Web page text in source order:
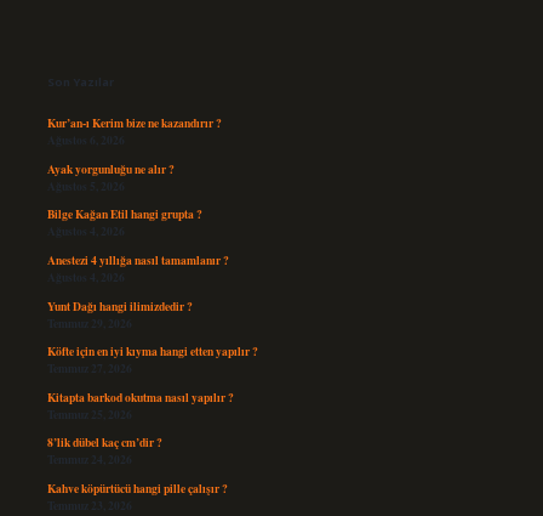
Son Yazılar
Kur’an-ı Kerim bize ne kazandırır ?
Ağustos 6, 2026
Ayak yorgunluğu ne alır ?
Ağustos 5, 2026
Bilge Kağan Etil hangi grupta ?
Ağustos 4, 2026
Anestezi 4 yıllığa nasıl tamamlanır ?
Ağustos 4, 2026
Yunt Dağı hangi ilimizdedir ?
Temmuz 29, 2026
Köfte için en iyi kıyma hangi etten yapılır ?
Temmuz 27, 2026
Kitapta barkod okutma nasıl yapılır ?
Temmuz 25, 2026
8’lik dübel kaç cm’dir ?
Temmuz 24, 2026
Kahve köpürtücü hangi pille çalışır ?
Temmuz 23, 2026